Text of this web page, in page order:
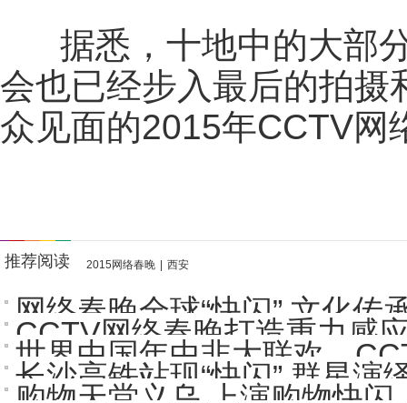
据悉，十地中的大部
会也已经步入最后的拍摄
众见面的2015年CCTV网
推荐阅读 2015网络春晚 西安
网络春晚全球“快闪” 文化传
CCTV网络春晚打造重力感
世界中国年中非大联欢
长沙高铁站现“快闪” 群星演